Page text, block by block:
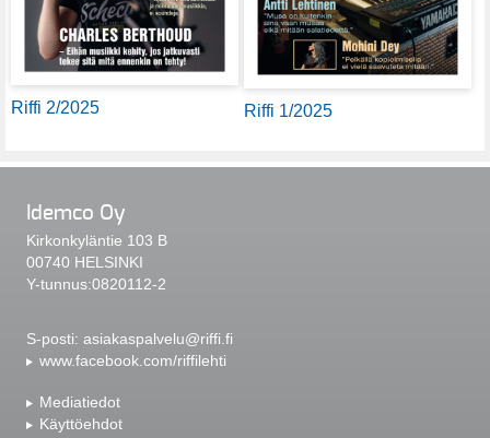
Riffi 2/2025 Riffi 1/2025
Idemco Oy
Kirkonkyläntie 103 B
00740 HELSINKI
Y-tunnus:0820112-2
S-posti: asiakaspalvelu@riffi.fi
www.facebook.com/riffilehti
Mediatiedot
Käyttöehdot